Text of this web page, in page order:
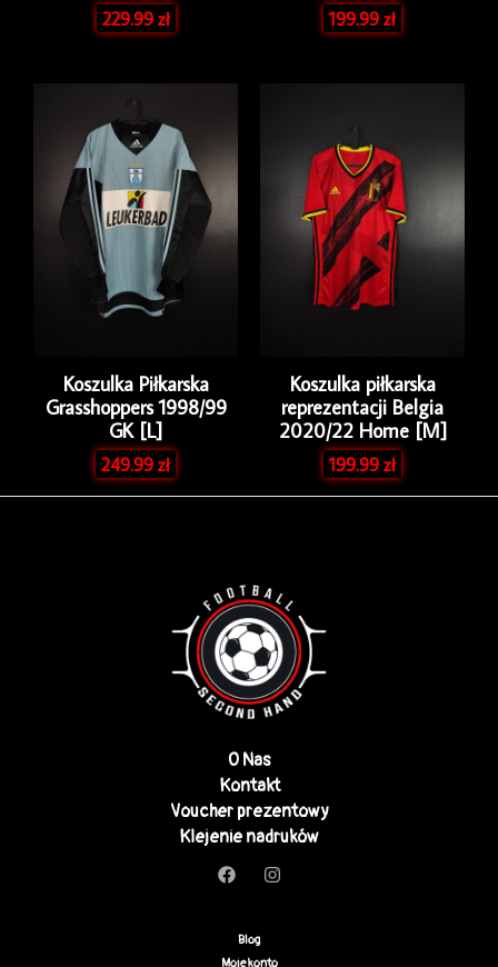
229.99zł 199.99zł
Koszulka Piłkarska
Grasshoppers 1998/99
GK [L]
249.99zł
Koszulka piłkarska
reprezentacji Belgia
2020/22 Home [M]
199.99zł
O Nas
Kontakt
Voucher prezentowy
Klejenie nadruków
Blog
Moje konto